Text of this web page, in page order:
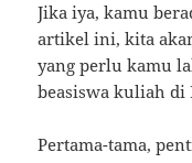
Jika iya, kamu
artikel ini, kita
yang perlu kamu
beasiswa kuliah di
Pertama-tama,